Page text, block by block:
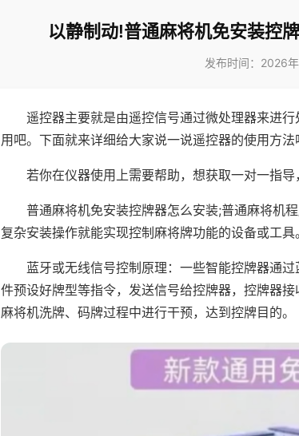
以静制动!普通麻将机免安装控
发布时间：2026
遥控器主要就是由遥控信号通过微处理器来进
用吧。下面就来详细给大家说一说遥控器的使用方法
若你在仪器使用上需要帮助，想获取一对一指
普通麻将机免安装控牌器怎么安装;普通麻将机
复杂安装操作就能实现控制麻将牌功能的设备或工具。
蓝牙或无线信号控制原理：一些智能控牌器通
件预设好牌型等指令，发送信号给控牌器，控牌器
麻将机洗牌、码牌过程中进行干预，达到控牌目的。